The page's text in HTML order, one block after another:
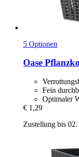
5 Optionen
Oase
Fein
Optimaler
€ 1,29
Zustellung bis 02.